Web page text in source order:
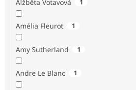
Alžběta Votavová 1
Amélia Fleurot 1
Amy Sutherland 1
Andre Le Blanc 1